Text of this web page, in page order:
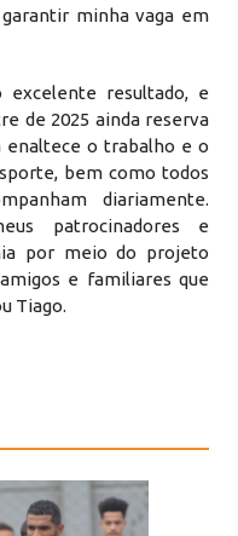
minha vaga em
excelente resultado, e
de 2025 ainda reserva
enaltece o trabalho e o
bem como todos
diariamente.
patrocinadores e
por meio do projeto
e familiares que
Tiago.